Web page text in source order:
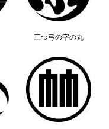
三つ弓の字の丸